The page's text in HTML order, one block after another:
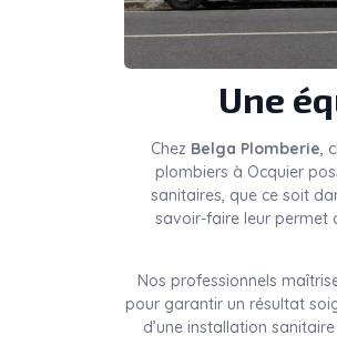
Une
Chez Belga Plomberie,
plombiers à Ocquier
sanitaires, que ce soit
savoir-faire leur permet
Nos professionnels
pour garantir un résultat
d’une installation